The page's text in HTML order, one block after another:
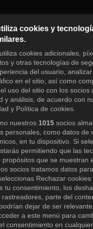
Iniciar sesión
cookies y
cookies adicionales,
y otras tecnologías de
del usuario,
en el sitio, así como
uso del sitio con los socios
y análisis, de acuerdo con
y Política de cookies.
nuestros 1015 socios
personales, como datos de
en tu dispositivo. Si
permitiendo que las
propósitos que se muestran
socios tratamos datos para
Rechazar cookies
tu consentimiento, los
parte del
dejar de ser
a este menú para
consentimiento en